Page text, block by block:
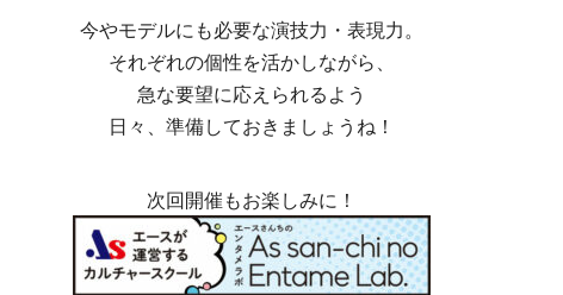
今やモデルにも必要な演技力・表現力。
それぞれの個性を活かしながら、
急な要望に応えられるよう
日々、準備しておきましょうね！
次回開催もお楽しみに！